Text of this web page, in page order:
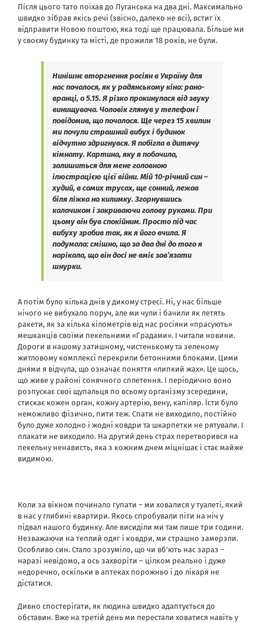
Після цього тато поїхав до Луганська на два дні. Максимально
швидко зібрав якісь речі (звісно, ​​далеко не всі), встиг їх
відправити Новою поштою, яка тоді ще працювала. Більше ми
у своєму будинку та місті, де прожили 18 років, не були.
Нинішнє вторгнення росіян в Україну для
нас почалося, як у радянському кіно: рано-
вранці, о 5.15. Я різко прокинулася від звуку
винищувача. Чоловік глянув у телефон і
повідомив, що почалося. Ще через 15 хвилин
ми почули страшний вибух і будинок
відчутно здригнувся. Я побігла в дитячу
кімнату. Картина, яку я побачила,
залишиться для мене головною
ілюстрацією цієї війни. Мій 10-річний син –
худий, в самих трусах, ще сонний, лежав
біля ліжка на килимку. Згорнувшись
калачиком і закриваючи голову руками. При
цьому він був спокійним. Просто під час
вибуху зробив так, як я його вчила. Я
подумала: смішно, що за два дні до того я
нарікала, що він досі не вміє зав’язати
шнурки.
А потім було кілька днів у дикому стресі. Ні, у нас більше
нічого не вибухало поруч, але ми чули і бачили як летять
ракети, як за кілька кілометрів від нас росіяни «прасують»
мешканців своїми пекельними «Градами». І читали новини.
Дороги в нашому затишному, чистенькому та зеленому
житловому комплексі перекрили бетонними блоками. Цими
днями я відчула, що означає поняття «липкий жах». Це щось,
що живе у районі сонячного сплетення. І періодично воно
розпускає свої щупальця по всьому організму зсередини,
стискає кожен орган, кожну артерію, вену, капіляр. Їсти було
неможливо фізично, пити теж. Спати не виходило, постійно
було дуже холодно і жодні ковдри та шкарпетки не рятували. І
плакати не виходило. На другий день страх перетворився на
пекельну ненависть, яка з кожним днем ​​міцнішає і стає майже
видимою.
Коли за вікном починало гупати – ми ховалися у туалеті, який
в нас у глибині квартири. Якось спробували піти на ніч у
підвал нашого будинку. Але висиділи ми там лише три години.
Незважаючи на теплий одяг і ковдри, ми страшно замерзли.
Особливо син. Стало зрозуміло, що чи вб’ють нас зараз –
наразі невідомо, а ось захворіти – цілком реально і дуже
недоречно, оскільки в аптеках порожньо і до лікаря не
дістатися.
Дивно спостерігати, як людина швидко адаптується до
обставин. Вже на третій день ми перестали ховатися навіть у